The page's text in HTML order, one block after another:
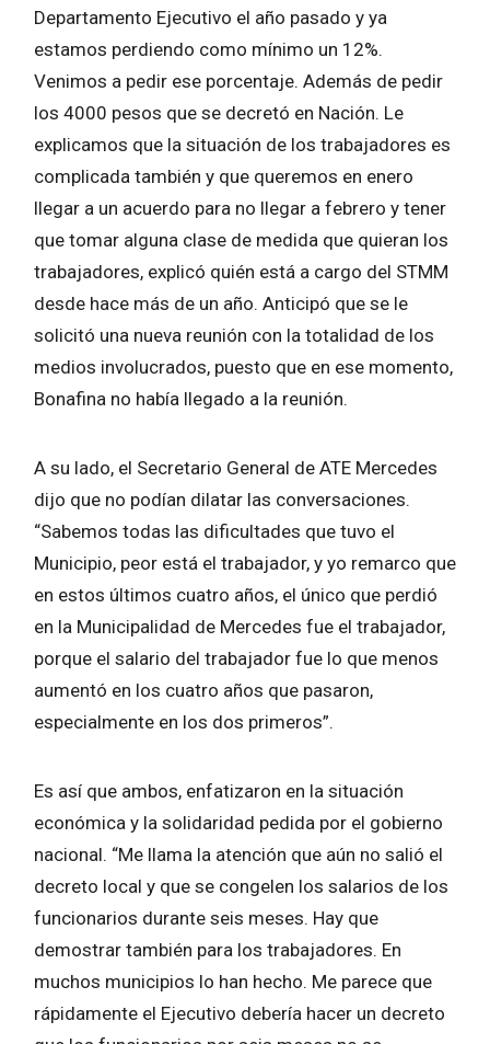
Departamento Ejecutivo el año pasado y ya
estamos perdiendo como mínimo un 12%.
Venimos a pedir ese porcentaje. Además de pedir
los 4000 pesos que se decretó en Nación. Le
explicamos que la situación de los trabajadores es
complicada también y que queremos en enero
llegar a un acuerdo para no llegar a febrero y tener
que tomar alguna clase de medida que quieran los
trabajadores, explicó quién está a cargo del STMM
desde hace más de un año. Anticipó que se le
solicitó una nueva reunión con la totalidad de los
medios involucrados, puesto que en ese momento,
Bonafina no había llegado a la reunión.
A su lado, el Secretario General de ATE Mercedes
dijo que no podían dilatar las conversaciones.
“Sabemos todas las dificultades que tuvo el
Municipio, peor está el trabajador, y yo remarco que
en estos últimos cuatro años, el único que perdió
en la Municipalidad de Mercedes fue el trabajador,
porque el salario del trabajador fue lo que menos
aumentó en los cuatro años que pasaron,
especialmente en los dos primeros”.
Es así que ambos, enfatizaron en la situación
económica y la solidaridad pedida por el gobierno
nacional. “Me llama la atención que aún no salió el
decreto local y que se congelen los salarios de los
funcionarios durante seis meses. Hay que
demostrar también para los trabajadores. En
muchos municipios lo han hecho. Me parece que
rápidamente el Ejecutivo debería hacer un decreto